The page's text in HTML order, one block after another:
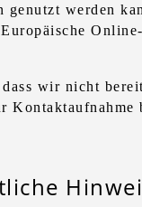
werden
wir nicht